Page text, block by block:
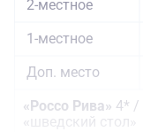
2-местное
1-местное
Доп. место
«Россо Рива» 4* /
шведский стол»